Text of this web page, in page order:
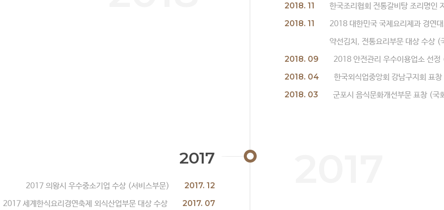
2018. 11
한국조리협회 전통갈비탕 조리명
2018. 11
2018 대한민국 국제요리제과 경연
약선김치, 전통요리부문 대상 수상 (
2018. 09
2018 안전관리 우수이용업소 선정
2018. 04
한국외식업중앙회 강남구지회 표
2018. 03
군포시 음식문화개선부문 표창 (국
2017
2017 의왕시 우수중소기업 수상 (서비스부문)
2017. 12
2017 세계한식요리경연축제 외식산업부문 대상 수상
2017. 07